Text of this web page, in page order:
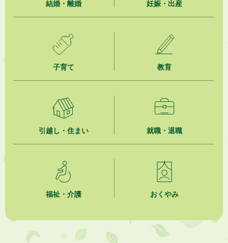
結婚・離婚 妊娠・出産
子育て 教育
引越し・住まい 就職・退職
福祉・介護 おくやみ